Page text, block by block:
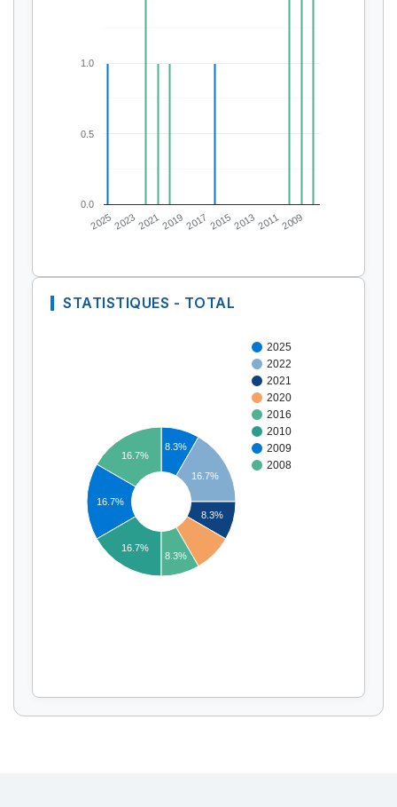
Affichage par
20252023202120192017 2015201320112009
0.0
0.5
1.0
STATISTIQUES - TOTAL
2025
2022
2021
2020
2016
2010
2009
2008
8.3%
16.7%
8.3%
16.7%
16.7%
16.7%
8.3%